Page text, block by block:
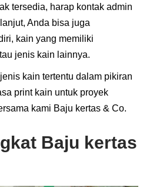
tersedia, harap kontak admin
Anda bisa juga
kain yang memiliki
jenis kain lainnya.​
kain tertentu dalam pikiran
print kain untuk proyek
kami Baju kertas & Co.
Baju kertas